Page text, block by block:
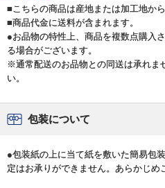
■こちらの商品は産地または加工地か
■商品代金に送料が含まれます。
●お品物の特性上、商品を複数点購入
る場合がございます。
※通常配送のお品物との同送は承れま
い。
包装について
●包装紙の上に当て紙を敷いた簡易包
定はお承りができません。あらかじめ